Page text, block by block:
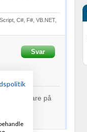
C#, F#, VB.NET,
Svar
og software på